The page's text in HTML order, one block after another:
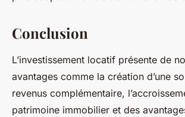
Conclusion
L’investissement locatif présente de
avantages comme la création d’une
revenus complémentaire,
patrimoine immobilier et des